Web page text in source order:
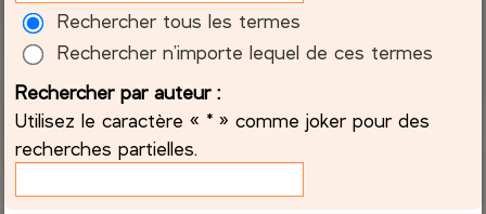
Rechercher tous les termes
Rechercher n’importe lequel de ces termes
Rechercher par auteur :
Utilisez le caractère « * » comme joker pour des
recherches partielles.